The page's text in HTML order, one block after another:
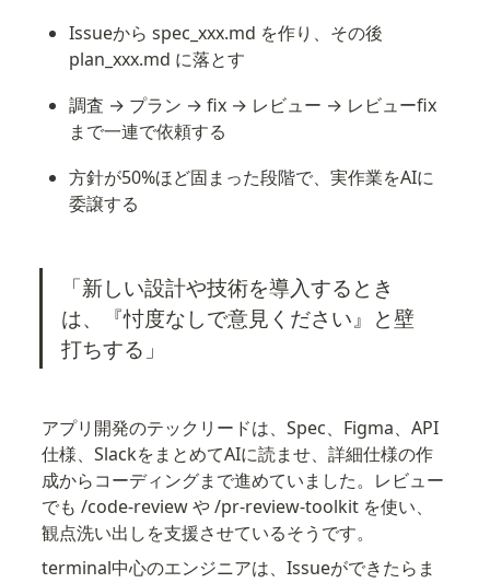
Issueから spec_xxx.md を作り、その後
plan_xxx.md に落とす
調査 → プラン → fix → レビュー → レビューfix
まで一連で依頼する
方針が50%ほど固まった段階で、実作業をAIに
委譲する
「新しい設計や技術を導入するとき
は、『忖度なしで意見ください』と壁
打ちする」
アプリ開発のテックリードは、Spec、Figma、API
仕様、SlackをまとめてAIに読ませ、詳細仕様の作
成からコーディングまで進めていました。レビュー
でも /code-review や /pr-review-toolkit を使い、
観点洗い出しを支援させているそうです。
terminal中心のエンジニアは、Issueができたらま